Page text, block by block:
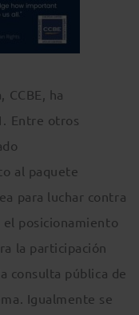
CCBE, ha
Entre otros
al paquete
para luchar contra
el posicionamiento
la participación
consulta pública de
Igualmente se